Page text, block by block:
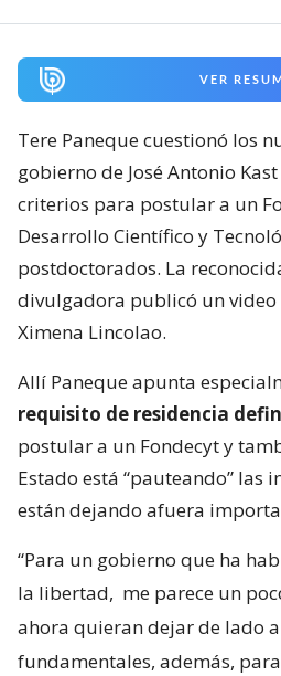
VER
Tere Paneque cuestionó los
gobierno de José Antonio
criterios para postular a un
Desarrollo Científico y
postdoctorados. La
divulgadora publicó un
Ximena Lincolao.
Allí Paneque apunta
requisito de residencia
postular a un Fondecyt y
Estado está “pauteando” las
están dejando afuera
“Para un gobierno que ha
la libertad, me parece un
ahora quieran dejar de lado
fundamentales, además,